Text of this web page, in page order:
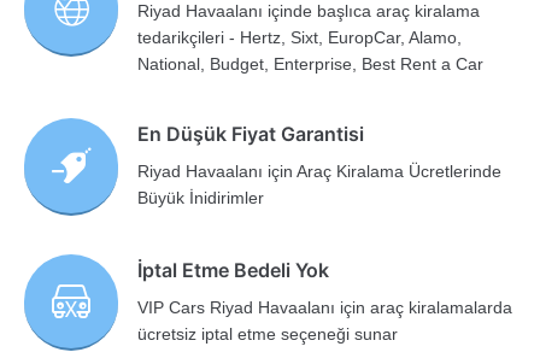
Riyad Havaalanı içinde başlıca araç kiralama
tedarikçileri - Hertz, Sixt, EuropCar, Alamo,
National, Budget, Enterprise, Best Rent a Car
En Düşük Fiyat Garantisi
Riyad Havaalanı için Araç Kiralama Ücretlerinde
Büyük İnidirimler
İptal Etme Bedeli Yok
VIP Cars Riyad Havaalanı için araç kiralamalarda
ücretsiz iptal etme seçeneği sunar